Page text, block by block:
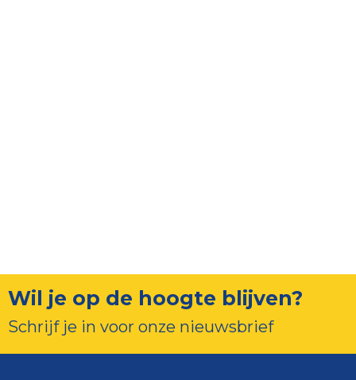
Wil je op de hoogte blijven?
Schrijf je in voor onze nieuwsbrief